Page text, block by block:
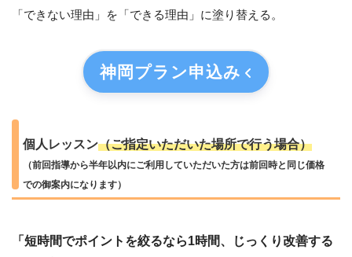
「できない理由」を「できる理由」に塗り替える。
神岡プラン申込み
個人レッスン（ご指定いただいた場所で行う場合）
（前回指導から半年以内にご利用していただいた方は前回時と同じ価格
での御案内になります）
「短時間でポイントを絞るなら1時間、じっくり改善する